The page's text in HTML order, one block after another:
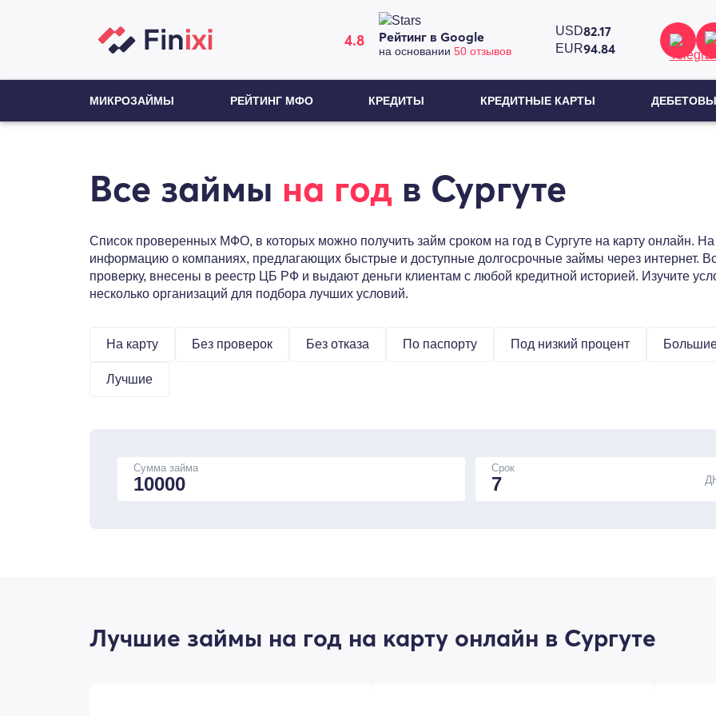
4.8 Рейтинг в Google
на основании 50 отзывов
USD82.17
EUR94.84
МИКРОЗАЙМЫ РЕЙТИНГ МФО КРЕДИТЫ КРЕДИТНЫЕ КАРТЫ
Все займы на год в Сургуте
Список проверенных МФО, в которых можно получить займ сроком на год в Сургуте на карту онлайн.
информацию о компаниях, предлагающих быстрые и доступные долгосрочные займы через интернет.
проверку, внесены в реестр ЦБ РФ и выдают деньги клиентам с любой кредитной историей. Изучите
несколько организаций для подбора лучших условий.
На карту Без проверок Без отказа По паспорту Под низкий процент
Лучшие
Сумма займа
Срок
Лучшие займы на год на карту онлайн в Сургуте